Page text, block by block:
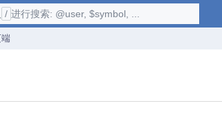
端
/ 进行搜索: @user, $symbol, ...